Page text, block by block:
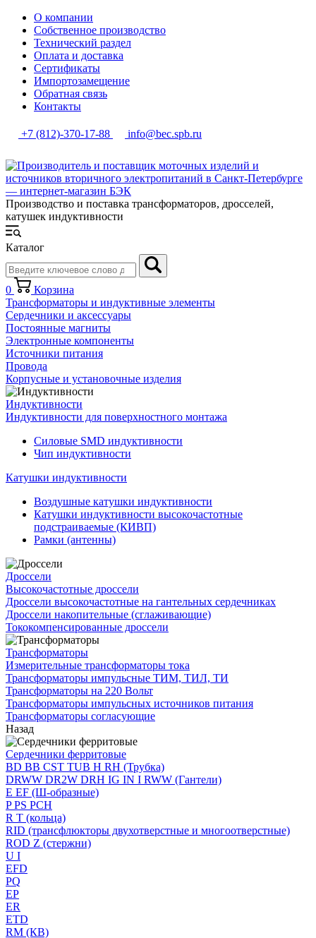
О компании
Собственное производство
Технический раздел
Оплата и доставка
Сертификаты
Импортозамещение
Обратная связь
Контакты
+7 (812)-370-17-88 info@bec.spb.ru
Производство и поставка трансформаторов, дросселей,
катушек индуктивности
Каталог
0
Корзина
Трансформаторы и индуктивные элементы
Сердечники и аксессуары
Постоянные магниты
Электронные компоненты
Источники питания
Провода
Корпусные и установочные изделия
Индуктивности
Индуктивности для поверхностного монтажа
Силовые SMD индуктивности
Чип индуктивности
Катушки индуктивности
Воздушные катушки индуктивности
Катушки индуктивности высокочастотные
подстраиваемые (КИВП)
Рамки (антенны)
Дроссели
Высокочастотные дроссели
Дроссели высокочастотные на гантельных сердечниках
Дроссели накопительные (сглаживающие)
Тококомпенсированные дроссели
Трансформаторы
Измерительные трансформаторы тока
Трансформаторы импульсные ТИМ, ТИЛ, ТИ
Трансформаторы на 220 Вольт
Трансформаторы импульсных источников питания
Трансформаторы согласующие
Назад
Сердечники ферритовые
BD BB CST TUB H RH (Трубка)
DRWW DR2W DRH IG IN I RWW (Гантели)
E EF (Ш-образные)
P PS PCH
R T (кольца)
RID (трансфлюкторы двухотверстные и многоотверстные)
ROD Z (стержни)
U I
EFD
PQ
EP
ER
ETD
RM (КВ)